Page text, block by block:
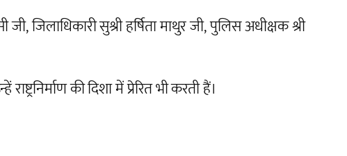
जिलाधिकारी सुश्री हर्षिता माथुर जी, पुलिस अधीक्षक श्री
की दिशा में प्रेरित भी करती हैं।